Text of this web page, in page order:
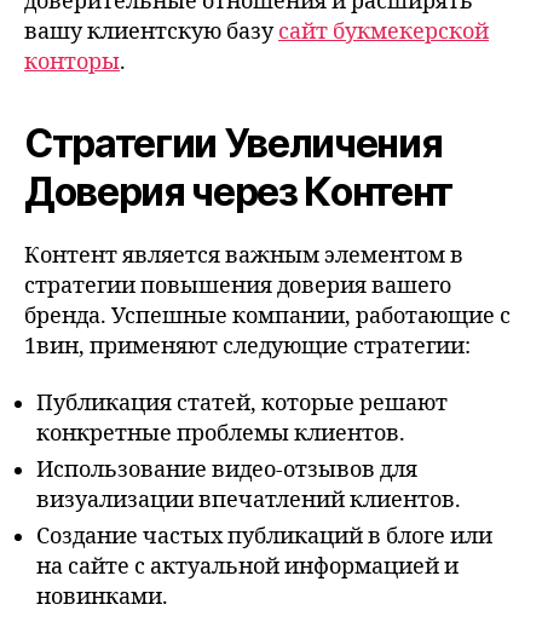
вашу клиентскую базусайт букмекерской
конторы.
Стратегии Увеличения
Доверия через Контент
Контент является важным элементом в
стратегии повышения доверия вашего
бренда. Успешные компании, работающие с
1вин, применяют следующие стратегии:
Публикация статей, которые решают
конкретные проблемы клиентов.
Использование видео-отзывов для
визуализации впечатлений клиентов.
Создание частых публикаций в блоге или
на сайте с актуальной информацией и
новинками.